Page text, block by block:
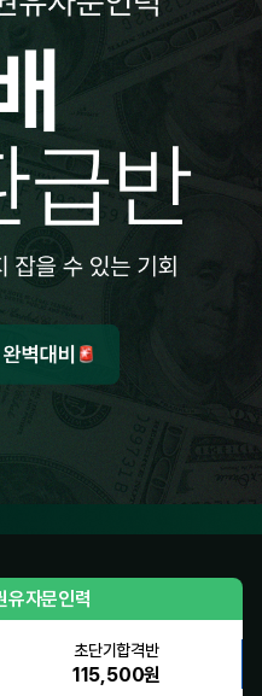
유자문인력
초단기합격반
115,500원